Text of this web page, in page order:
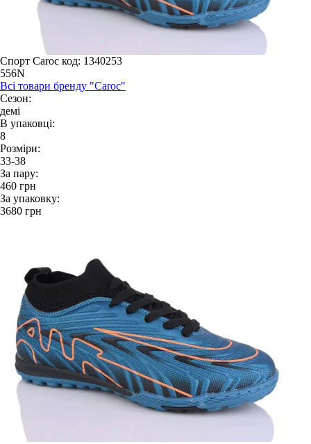
Спорт Caroc код: 1340253
556N
Всі товари бренду "Caroc"
Сезон:
демі
В упаковці:
8
Розміри:
33-38
За пару:
460 грн
За упаковку:
3680 грн